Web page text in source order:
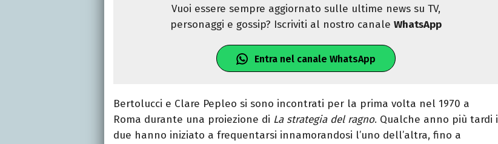
Vuoi essere sempre aggiornato sulle ultime news su TV,
personaggi e gossip? Iscriviti al nostro canaleWhatsApp
Entra nel canale WhatsApp
Bertolucci e Clare Pepleo si sono incontrati per la prima volta nel 1970 a
Roma durante una proiezione di La strategia del ragno. Qualche anno più tardi i
due hanno iniziato a frequentarsi innamorandosi l’uno dell’altra, fino a